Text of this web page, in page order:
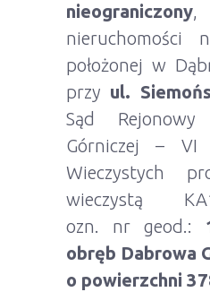
nieograniczony,
nieruchomości
położonej w
przy ul.
Sąd
Górniczej – VI
Wieczystych
wieczystą
ozn. nr geod.:
obręb Dabrowa
o powierzchni